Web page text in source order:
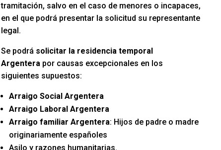
tramitación, salvo en el caso de menores o incapaces,
en el que podrá presentar la solicitud su representante
legal.
Se podrá solicitar la residencia temporal
Argentera por causas excepcionales en los
siguientes supuestos:
Arraigo Social Argentera
Arraigo Laboral Argentera
Arraigo familiar Argentera: Hijos de padre o madre
originariamente españoles
Asilo y razones humanitarias.